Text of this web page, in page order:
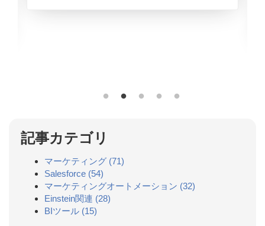
記事カテゴリ
マーケティング (71)
Salesforce (54)
マーケティングオートメーション (32)
Einstein関連 (28)
BIツール (15)